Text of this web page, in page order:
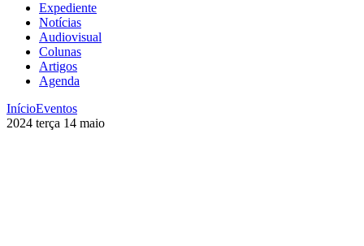
Expediente
Notícias
Audiovisual
Colunas
Artigos
Agenda
InícioEventos
2024 terça 14 maio